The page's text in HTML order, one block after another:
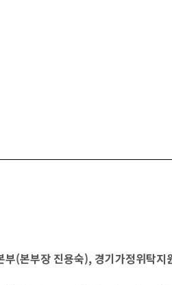
(본부장 진용숙), 경기가정위탁